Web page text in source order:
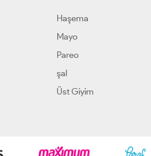
Haşema
Mayo
Pareo
şal
Üst Giyim